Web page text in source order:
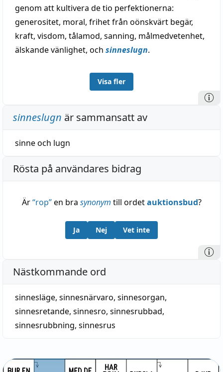
genom att kultivera de tio perfektionerna:
generositet, moral, frihet från oönskvärt begär,
kraft, visdom, tålamod, sanning, målmedvetenhet,
älskande vänlighet, och sinneslugn.
Visa fler
sinneslugn är sammansatt av
sinneoch lugn
Rösta på användares bidrag
Är“rop”en bra synonym till ordetauktionsbud?
Ja Nej Vet inte
Nästkommande ord
sinnesläge, sinnesnärvaro, sinnesorgan,
sinnesretande, sinnesro, sinnesrubbad,
sinnesrubbning, sinnesrus